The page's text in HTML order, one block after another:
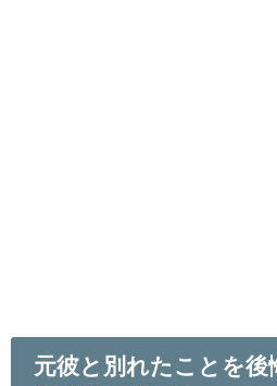
元彼と別れたことを後